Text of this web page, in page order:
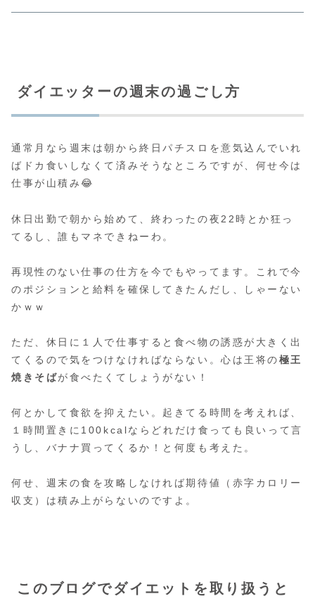
ダイエッターの週末の過ごし方
通常月なら週末は朝から終日パチスロを意気込んでいれ
ばドカ食いしなくて済みそうなところですが、何せ今は
仕事が山積み😂
休日出勤で朝から始めて、終わったの夜22時とか狂っ
てるし、誰もマネできねーわ。
再現性のない仕事の仕方を今でもやってます。これで今
のポジションと給料を確保してきたんだし、しゃーない
かｗｗ
ただ、休日に１人で仕事すると食べ物の誘惑が大きく出
てくるので気をつけなければならない。心は王将の極王
焼きそばが食べたくてしょうがない！
何とかして食欲を抑えたい。起きてる時間を考えれば、
１時間置きに100kcalならどれだけ食っても良いって言
うし、バナナ買ってくるか！と何度も考えた。
何せ、週末の食を攻略しなければ期待値（赤字カロリー
収支）は積み上がらないのですよ。
このブログでダイエットを取り扱うと